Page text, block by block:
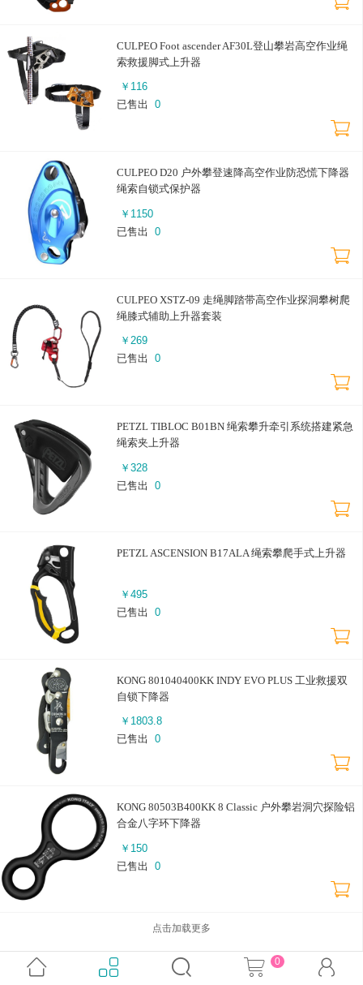
CULPEO Foot ascender AF30L登山攀岩高空作业绳
索救援脚式上升器
￥ 116
已售出
0
CULPEO D20 户外攀登速降高空作业防恐慌下降器
绳索自锁式保护器
￥ 1150
已售出
0
CULPEO XSTZ-09 走绳脚踏带高空作业探洞攀树爬
绳膝式辅助上升器套装
￥ 269
已售出
0
PETZL TIBLOC B01BN 绳索攀升牵引系统搭建紧急
绳索夹上升器
￥ 328
已售出
0
PETZL ASCENSION B17ALA 绳索攀爬手式上升器
￥ 495
已售出
0
KONG 801040400KK INDY EVO PLUS 工业救援双
自锁下降器
￥ 1803.8
已售出
0
KONG 80503B400KK 8 Classic 户外攀岩洞穴探险铝
合金八字环下降器
￥ 150
已售出
0
点击加载更多
返回首页 会员中心 联系我们
    0 